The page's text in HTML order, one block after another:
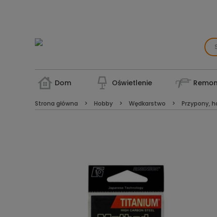
Dom Oświetlenie
Strona główna Hobby Wędkarstwo Przypony,